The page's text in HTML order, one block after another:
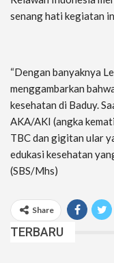
senang hati kegiatan
“Dengan banyaknya
menggambarkan
kesehatan di Baduy.
AKA/AKI (angka
TBC dan gigitan ular
edukasi kesehatan
(SBS/Mhs)
Share
TERBARU